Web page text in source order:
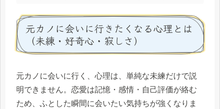
元カノに会いに行きたくなる心理とは
（未練・好奇心・寂しさ）
元カノに会いに行く、心理は、単純な未練だけで説
明できません。恋愛は記憶・感情・自己評価が絡む
ため、ふとした瞬間に会いたい気持ちが強くなりま